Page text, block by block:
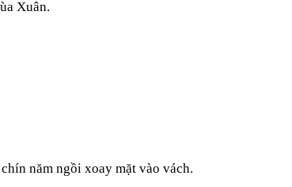
Xuân.
năm ngồi xoay mặt vào vách.